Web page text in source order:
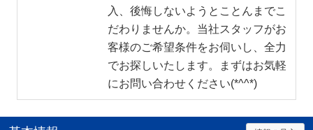
入、後悔しないようとことんまでこ
だわりませんか。当社スタッフがお
客様のご希望条件をお伺いし、全力
でお探しいたします。まずはお気軽
にお問い合わせください(*^^*)